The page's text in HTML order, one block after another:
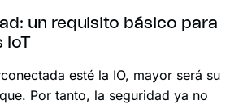
un requisito básico para
IoT
esté la IO, mayor será su
Por tanto, la seguridad ya no